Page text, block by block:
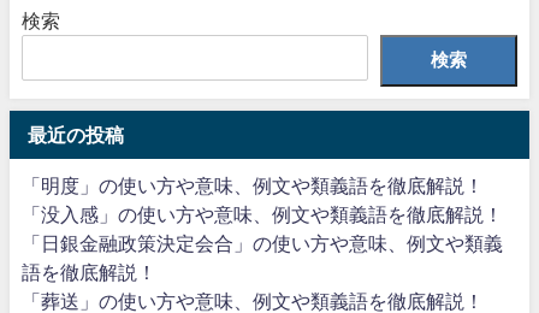
検索
検索
最近の投稿
「明度」の使い方や意味、例文や類義語を徹底解説！
「没入感」の使い方や意味、例文や類義語を徹底解説！
「日銀金融政策決定会合」の使い方や意味、例文や類義
語を徹底解説！
「葬送」の使い方や意味、例文や類義語を徹底解説！